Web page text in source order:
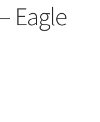
Eagle